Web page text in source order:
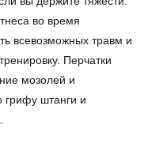
во время
всевозможных травм и
Перчатки
мозолей и
грифу штанги и